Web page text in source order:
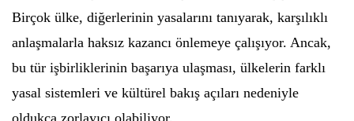
Birçok ülke, diğerlerinin yasalarını tanıyarak, karşılıklı
anlaşmalarla haksız kazancı önlemeye çalışıyor. Ancak,
bu tür işbirliklerinin başarıya ulaşması, ülkelerin farklı
yasal sistemleri ve kültürel bakış açıları nedeniyle
oldukça zorlayıcı olabiliyor.